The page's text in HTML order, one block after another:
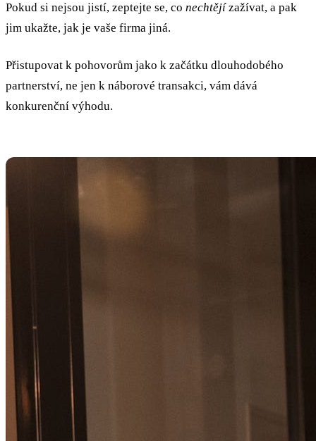
Pokud si nejsou jistí, zeptejte se, co nechtějízažívat, a pak
jim ukažte, jak je vaše firma jiná.
Přistupovat k pohovorům jako k začátku dlouhodobého
partnerství, ne jen k náborové transakci, vám dává
konkurenční výhodu.